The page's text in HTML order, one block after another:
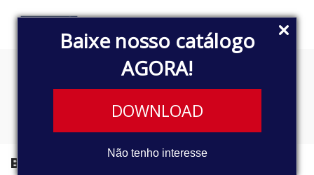
Baixe nosso catálogo
AGORA!
DOWNLOAD
Não tenho interesse
XS2Z9278CA
Buscar Produtos